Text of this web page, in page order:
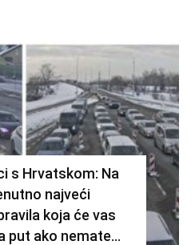
s Hrvatskom: Na
najveći
koja će vas
put ako nemate...